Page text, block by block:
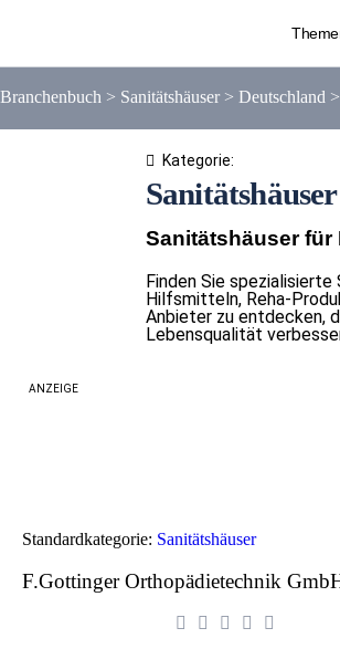
Branchenbuch > Sanitätshäuser > Deutschland >
Kategorie:
Sanitätshäuser für
Finden Sie
Hilfsmitteln, Reha-
Anbieter zu entdecken,
Lebensqualität
ANZEIGE
Standardkategorie: Sanitätshäuser
F.Gottinger Orthopädietechnik